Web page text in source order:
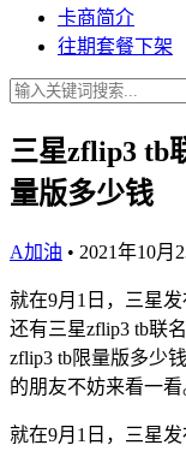
卡商简介
往期套餐下架
三星zflip3 tb
量版多少钱
A加油 • 2021年10月
就在9月1日，三星
还有三星zflip3 tb联
zflip3 tb限量版多少
的朋友不妨来看一看
就在9月1日，三星